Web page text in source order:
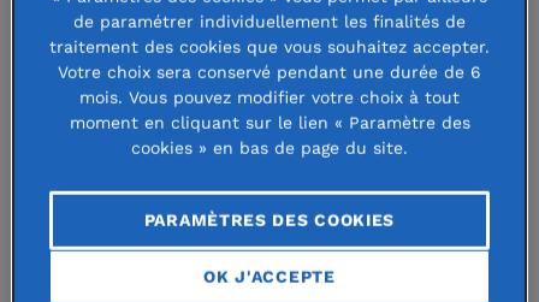
jeunes
Soutien aux actions en faveur de l’environnement
Grâce à vous, nous avons déjà collecté environ
15 millions d'euros.
Merci à tous nos donateurs pour leur générosité
!
de paramétrer individuellement les finalités de
traitement des cookies que vous souhaitez accepter.
Votre choix sera conservé pendant une durée de 6
mois. Vous pouvez modifier votre choix à tout
moment en cliquant sur le lien « Paramètre des
cookies » en bas de page du site.
PARAMÈTRES DES COOKIES
OK J'ACCEPTE